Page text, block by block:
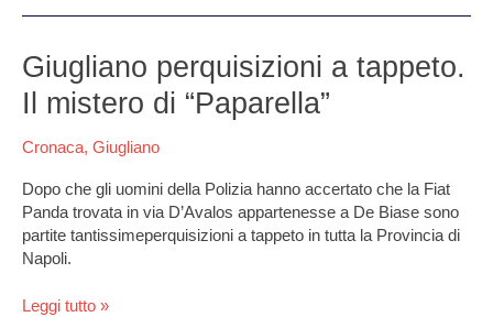
Giugliano perquisizioni a tappeto.
Il mistero di “Paparella”
Cronaca, Giugliano
Dopo che gli uomini della Polizia hanno accertato che la Fiat
Panda trovata in via D’Avalos appartenesse a De Biase sono
partite tantissimeperquisizioni a tappeto in tutta la Provincia di
Napoli.
Giugliano
perquisizioni
Il
di
“Paparella”
Leggi tutto »